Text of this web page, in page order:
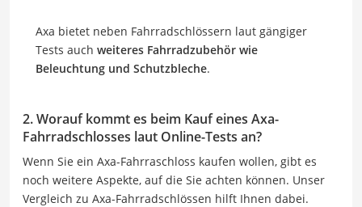
Axa bietet neben Fahrradschlössern laut gängiger
Tests auch weiteres Fahrradzubehör wie
Beleuchtung und Schutzbleche.
2. Worauf kommt es beim Kauf eines Axa-
Fahrradschlosses laut Online-Tests an?
Wenn Sie ein Axa-Fahrraschloss kaufen wollen, gibt es
noch weitere Aspekte, auf die Sie achten können. Unser
Vergleich zu Axa-Fahrradschlössen hilft Ihnen dabei.